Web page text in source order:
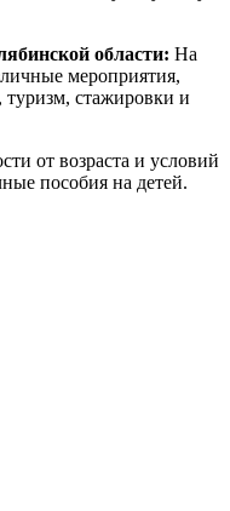
области: На
мероприятия,
туризм, стажировки и
от возраста и условий
пособия на детей.